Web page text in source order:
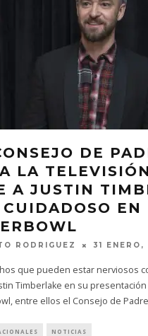
DE
LA
A JUSTIN
CUIDADOSO EN
RODRIGUEZ 31 ENERO,
que pueden estar nerviosos
Timberlake en su
entre ellos el Consejo de
NOTICIAS